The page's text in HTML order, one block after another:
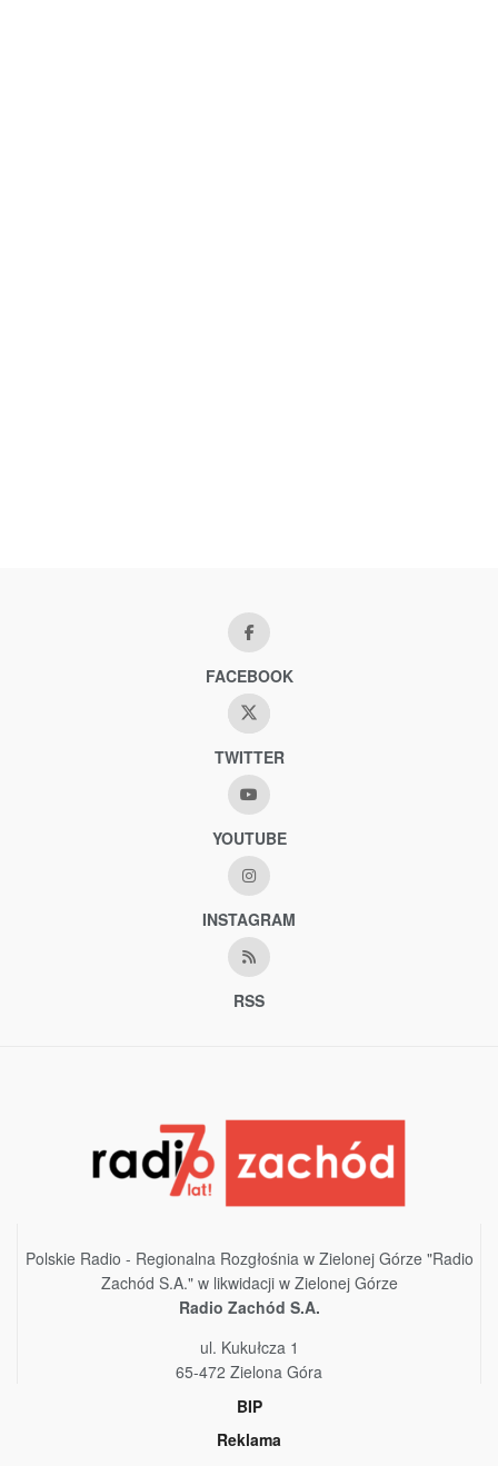
FACEBOOK
TWITTER
YOUTUBE
INSTAGRAM
RSS
Polskie Radio - Regionalna Rozgłośnia w Zielonej Górze "Radio
Zachód S.A." w likwidacji w Zielonej Górze
Radio Zachód S.A.
ul. Kukułcza 1
65-472 Zielona Góra
BIP
Reklama